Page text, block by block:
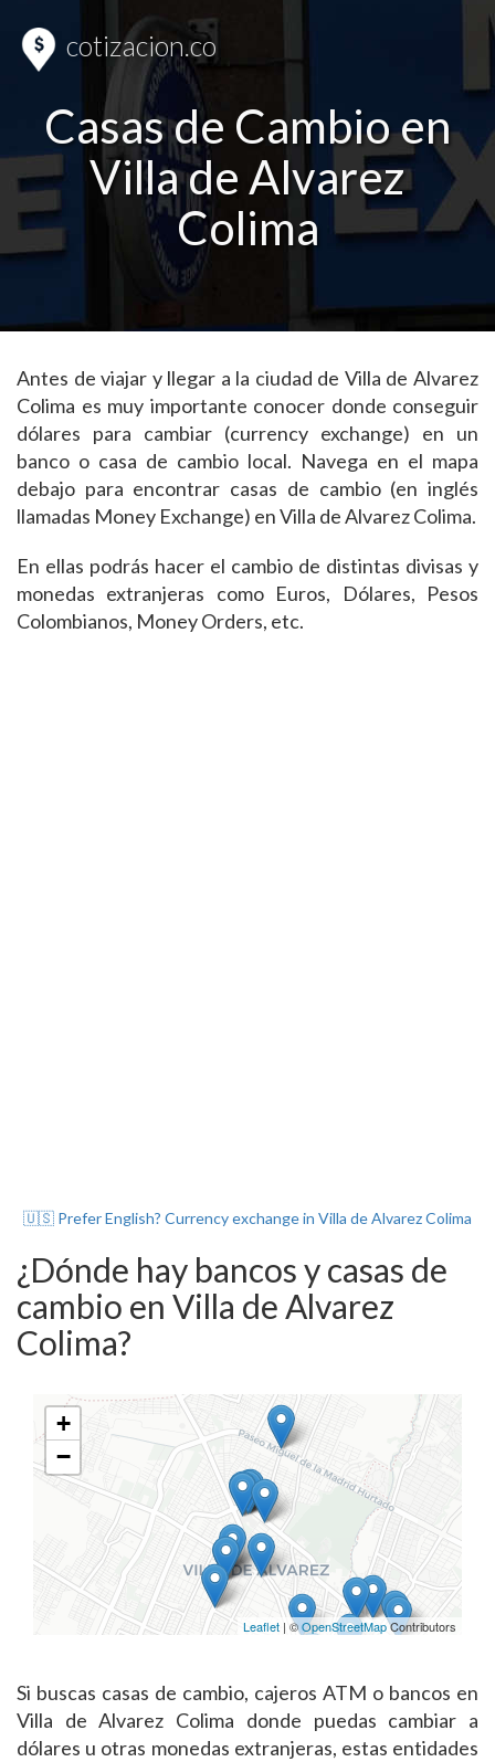
cotizacion.co
Casas de Cambio en
Villa de Alvarez
Colima
Antes de viajar y llegar a la ciudad de Villa de Alvarez
Colima es muy importante conocer donde conseguir
dólares para cambiar (currency exchange) en un
banco o casa de cambio local. Navega en el mapa
debajo para encontrar casas de cambio (en inglés
llamadas Money Exchange) en Villa de Alvarez Colima.
En ellas podrás hacer el cambio de distintas divisas y
monedas extranjeras como Euros, Dólares, Pesos
Colombianos, Money Orders, etc.
🇺🇸 Prefer English? Currency exchange in Villa de Alvarez Colima
¿Dónde hay bancos y casas de
cambio en Villa de Alvarez
Colima?
+
−
Leaflet | ©OpenStreetMapContributors
Si buscas casas de cambio, cajeros ATM o bancos en
Villa de Alvarez Colima donde puedas cambiar a
dólares u otras monedas extranjeras, estas entidades